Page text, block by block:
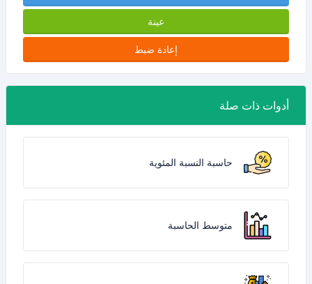
عينة
إعادة ضبط
أدوات ذات صلة
حاسبة النسبة المئوية
متوسط الحاسبة